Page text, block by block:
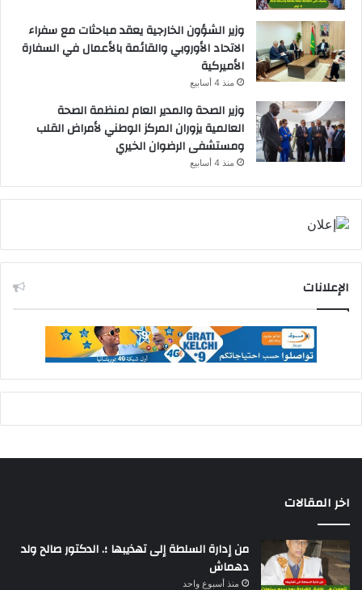
وزير الشؤون الخارجية يعقد مباحثات مع سفراء
الاتحاد الأوروبي والقائمة بالأعمال في السفارة
الأميركية
منذ 4 أسابيع
وزير الصحة والمدير العام لمنظمة الصحة
العالمية يزوران المركز الوطني لأمراض القلب
ومستشفى الرضوان الخيري
منذ 4 أسابيع
الإعلانات
اخر المقالات
من إدارة السلطة إلى تهذيبها ؛. الدكتور صالح ولد
دهماش
منذ أسبوع واحد